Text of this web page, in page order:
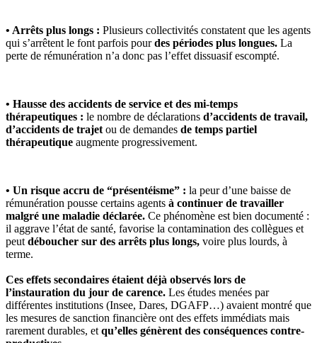
• Arrêts plus longs : Plusieurs collectivités constatent que les agents
qui s’arrêtent le font parfois pourdes périodes plus longues. La
perte de rémunération n’a donc pas l’effet dissuasif escompté.
• Hausse des accidents de service et des mi-temps
thérapeutiques : le nombre de déclarations d’accidents de travail,
d’accidents de trajet ou de demandes de temps partiel
thérapeutique augmente progressivement.
• Un risque accru de “présentéisme” : la peur d’une baisse de
rémunération pousse certains agents à continuer de travailler
malgré une maladie déclarée. Ce phénomène est bien documenté :
il aggrave l’état de santé, favorise la contamination des collègues et
peut déboucher sur des arrêts plus longs, voire plus lourds, à
terme.
Ces effets secondaires étaient déjà observés lors de
l’instauration du jour de carence. Les études menées par
différentes institutions (Insee, Dares, DGAFP…) avaient montré que
les mesures de sanction financière ont des effets immédiats mais
rarement durables, et qu’elles génèrent des conséquences contre-